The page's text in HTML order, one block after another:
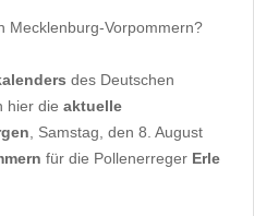
Mecklenburg-Vorpommern?
des Deutschen
hier die aktuelle
, Samstag, den 8. August
für die Pollenerreger Erle